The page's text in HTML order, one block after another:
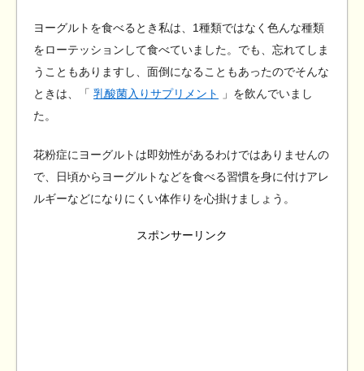
ヨーグルトを食べるとき私は、1種類ではなく色んな種類
をローテッションして食べていました。でも、忘れてしま
うこともありますし、面倒になることもあったのでそんな
ときは、「 乳酸菌入りサプリメント
」を飲んでいまし
た。
花粉症にヨーグルトは即効性があるわけではありませんの
で、日頃からヨーグルトなどを食べる習慣を身に付けアレ
ルギーなどになりにくい体作りを心掛けましょう。
スポンサーリンク